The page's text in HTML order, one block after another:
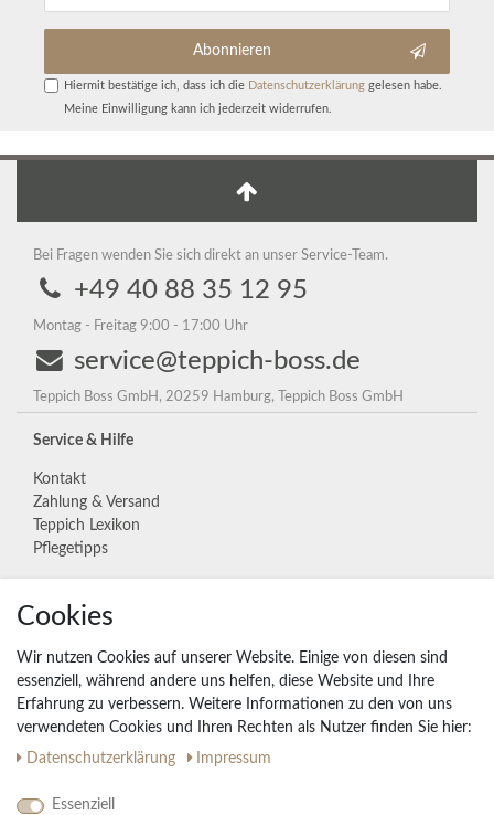
Abonnieren
Hiermit bestätige ich, dass ich die Daten­schutz­erklärunggelesen habe.
Meine Einwilligung kann ich jederzeit widerrufen.
Bei Fragen wenden Sie sich direkt an unser Service-Team.
+49 40 88 35 12 95
Montag - Freitag 9:00 - 17:00 Uhr
service@teppich-boss.de
Teppich Boss GmbH, 20259 Hamburg, Teppich Boss GmbH
Service & Hilfe
Kontakt
Zahlung & Versand
Teppich Lexikon
Pflegetipps
Unternehmen
Widerrufs­recht
Vertrag widerrufen
Impressum
Daten­schutz­erklärung
AGB
Cookies
Wir nutzen Cookies auf unserer Website. Einige von diesen sind
essenziell, während andere uns helfen, diese Website und Ihre
Erfahrung zu verbessern. Weitere Informationen zu den von uns
verwendeten Cookies und Ihren Rechten als Nutzer finden Sie hier:
Daten­schutz­erklärung
Impressum
Essenziell